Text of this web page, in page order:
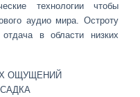
технологии чтобы
аудио мира. Остроту
в области низких
ОЩУЩЕНИЙ